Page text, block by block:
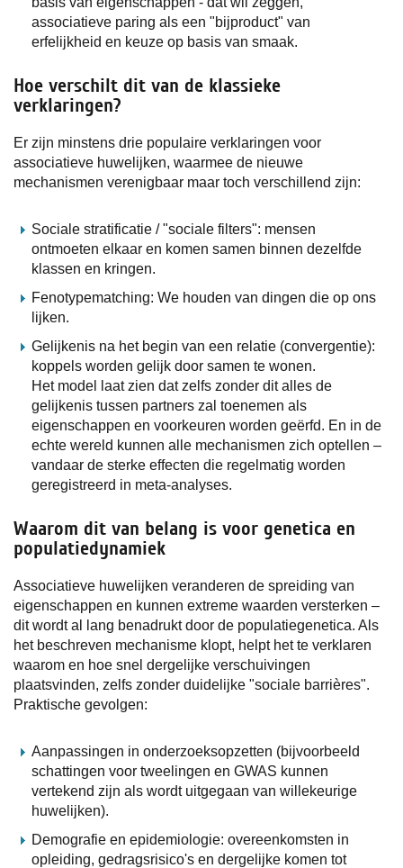
associatieve paring als een "bijproduct" van
erfelijkheid en keuze op basis van smaak.
Hoe verschilt dit van de klassieke
verklaringen?
Er zijn minstens drie populaire verklaringen voor
associatieve huwelijken, waarmee de nieuwe
mechanismen verenigbaar maar toch verschillend zijn:
Sociale stratificatie / "sociale filters": mensen
ontmoeten elkaar en komen samen binnen dezelfde
klassen en kringen.
Fenotypematching: We houden van dingen die op ons
lijken.
Gelijkenis na het begin van een relatie (convergentie):
koppels worden gelijk door samen te wonen.
Het model laat zien dat zelfs zonder dit alles de
gelijkenis tussen partners zal toenemen als
eigenschappen en voorkeuren worden geërfd. En in de
echte wereld kunnen alle mechanismen zich optellen –
vandaar de sterke effecten die regelmatig worden
geregistreerd in meta-analyses.
Waarom dit van belang is voor genetica en
populatiedynamiek
Associatieve huwelijken veranderen de spreiding van
eigenschappen en kunnen extreme waarden versterken –
dit wordt al lang benadrukt door de populatiegenetica. Als
het beschreven mechanisme klopt, helpt het te verklaren
waarom en hoe snel dergelijke verschuivingen
plaatsvinden, zelfs zonder duidelijke "sociale barrières".
Praktische gevolgen:
Aanpassingen in onderzoeksopzetten (bijvoorbeeld
schattingen voor tweelingen en GWAS kunnen
vertekend zijn als wordt uitgegaan van willekeurige
huwelijken).
Demografie en epidemiologie: overeenkomsten in
opleiding, gedragsrisico's en dergelijke komen tot